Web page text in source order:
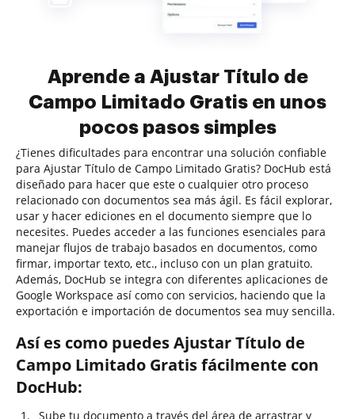
Aprende a Ajustar Título de
Campo Limitado Gratis en unos
pocos pasos simples
¿Tienes dificultades para encontrar una solución confiable
para Ajustar Título de Campo Limitado Gratis? DocHub está
diseñado para hacer que este o cualquier otro proceso
relacionado con documentos sea más ágil. Es fácil explorar,
usar y hacer ediciones en el documento siempre que lo
necesites. Puedes acceder a las funciones esenciales para
manejar flujos de trabajo basados en documentos, como
firmar, importar texto, etc., incluso con un plan gratuito.
Además, DocHub se integra con diferentes aplicaciones de
Google Workspace así como con servicios, haciendo que la
exportación e importación de documentos sea muy sencilla.
Así es como puedes Ajustar Título de
Campo Limitado Gratis fácilmente con
DocHub:
Sube tu documento a través del área de arrastrar y